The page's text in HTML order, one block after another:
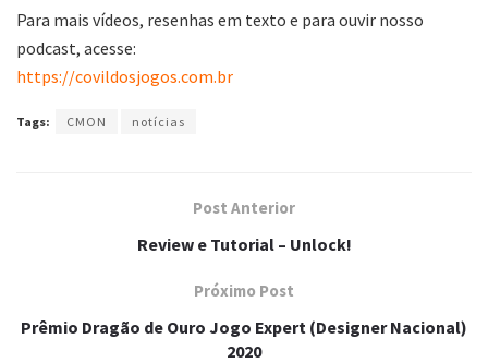
Para mais vídeos, resenhas em texto e para ouvir nosso
podcast, acesse:
https://covildosjogos.com.br
Tags: CMON notícias
Post Anterior
Review e Tutorial – Unlock!
Próximo Post
Prêmio Dragão de Ouro Jogo Expert (Designer Nacional)
2020